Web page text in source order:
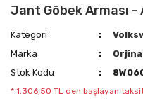
Jant Göbek Arması -
Kategori
Marka
Stok Kodu
* 1.306,50 TL den başlayan